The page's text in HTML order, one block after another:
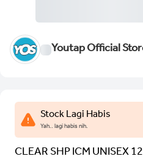
Youtap Official
Stock Lagi Habis
Yah.. lagi habis nih.
CLEAR SHP ICM UNISEX